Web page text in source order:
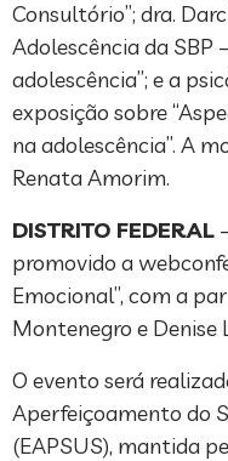
Consultório”; dra.
Adolescência da SBP
adolescência”; e a
exposição sobre
na adolescência”. A
Renata Amorim.
DISTRITO FEDERAL
promovido a
Emocional”, com a
Montenegro e Denise
O evento será
Aperfeiçoamento do
(EAPSUS), mantida